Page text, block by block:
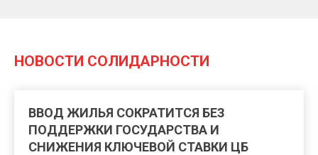
НОВОСТИ СОЛИДАРНОСТИ
ВВОД ЖИЛЬЯ СОКРАТИТСЯ БЕЗ
ПОДДЕРЖКИ ГОСУДАРСТВА И
СНИЖЕНИЯ КЛЮЧЕВОЙ СТАВКИ ЦБ